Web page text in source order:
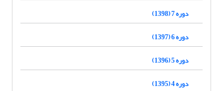
دوره 7 (1398)
دوره 6 (1397)
دوره 5 (1396)
دوره 4 (1395)